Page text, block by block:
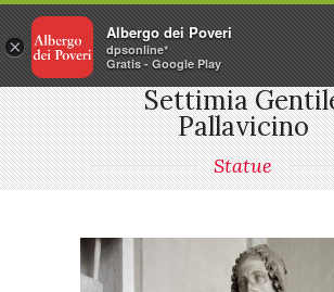
Settimia
Pallavicino
Statue
×
Albergo dei Poveri
dpsonline*
Gratis - Google Play